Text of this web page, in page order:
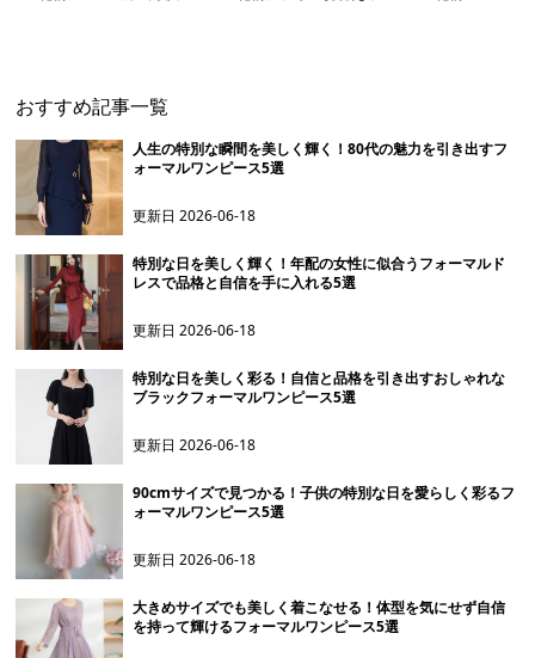
おすすめ記事一覧
人生の特別な瞬間を美しく輝く！80代の魅力を引き出すフ
ォーマルワンピース5選
更新日2026-06-18
特別な日を美しく輝く！年配の女性に似合うフォーマルド
レスで品格と自信を手に入れる5選
更新日2026-06-18
特別な日を美しく彩る！自信と品格を引き出すおしゃれな
ブラックフォーマルワンピース5選
更新日2026-06-18
90cmサイズで見つかる！子供の特別な日を愛らしく彩るフ
ォーマルワンピース5選
更新日2026-06-18
大きめサイズでも美しく着こなせる！体型を気にせず自信
を持って輝けるフォーマルワンピース5選